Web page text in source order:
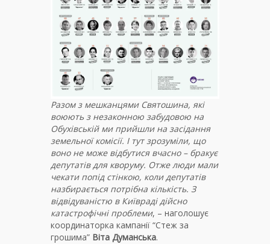
Разом з мешканцями Святошина, які
воюють з незаконною забудовою на
Обухівській ми прийшли на засідання
земельної комісії. І тут зрозуміли, що
воно не може відбутися вчасно – бракує
депутатів для кворуму. Отже люди мали
чекати попід стінкою, коли депутатів
назбирається потрібна кількість. З
відвідуваністю в Київраді дійсно
катастрофічні проблеми, – наголошує
координаторка кампанії “Стеж за
грошима” Віта Думанська.